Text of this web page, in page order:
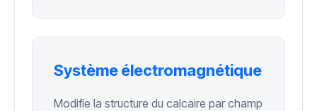
Système électromagnétique
Modifie la structure du calcaire par champ